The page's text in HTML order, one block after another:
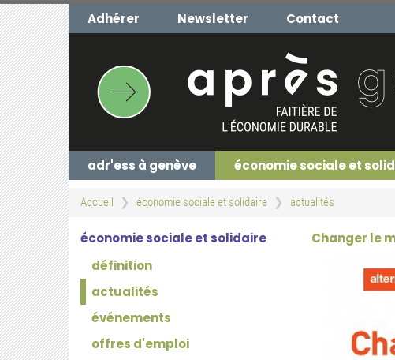
Aller
au
contenu
principal
Adhérer Newsletter Contact
adr'ess à genève économie sociale et
Accueil économie sociale et solidaire actualités
économie sociale et solidaire
définition
actualités
événements
offres d'emploi
Changer le